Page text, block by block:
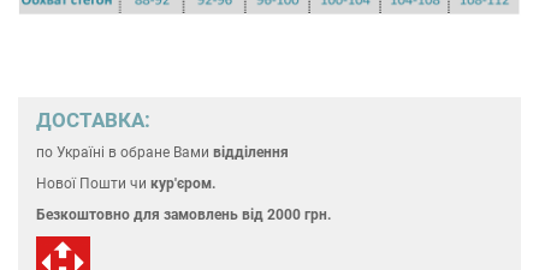
ДОСТАВКА:
по Україні в обране Вами відділення
Нової Пошти чи кур'єром.
Безкоштовно для замовлень від 2000 грн.